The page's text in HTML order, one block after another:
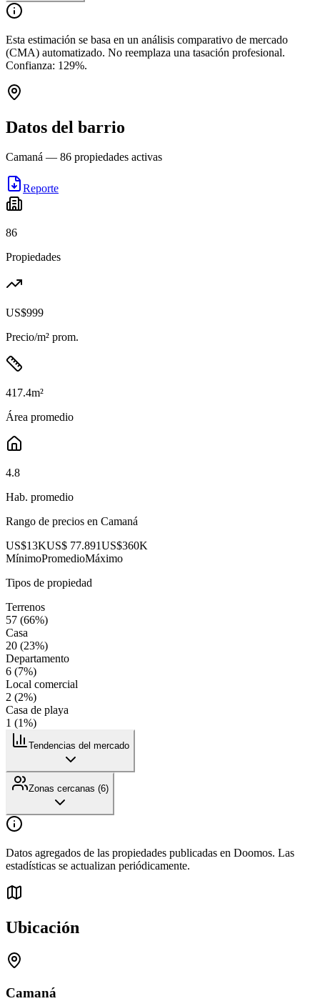
Esta estimación se basa en un análisis comparativo de mercado
(CMA) automatizado. No reemplaza una tasación profesional.
Confianza: 129%.
Datos del barrio
Camaná — 86 propiedades activas
Reporte
86
Propiedades
US$999
Precio/m² prom.
417.4m²
Área promedio
4.8
Hab. promedio
Rango de precios en Camaná
US$13KUS$ 77.891US$360K
MínimoPromedioMáximo
Tipos de propiedad
Terrenos
57 (66%)
Casa
20 (23%)
Departamento
6 (7%)
Local comercial
2 (2%)
Casa de playa
1 (1%)
Tendencias del mercado
Zonas cercanas (6)
Datos agregados de las propiedades publicadas en Doomos. Las
estadísticas se actualizan periódicamente.
Ubicación
Camaná